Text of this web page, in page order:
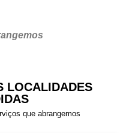
LOCALIDADES
que abrangemos